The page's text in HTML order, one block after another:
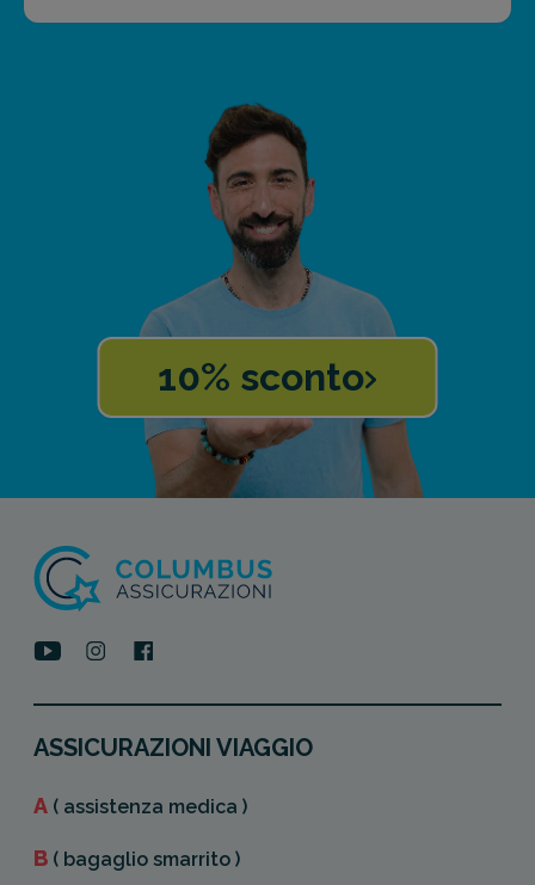
10% sconto
ASSICURAZIONI VIAGGIO
A ( assistenza medica )
B ( bagaglio smarrito )